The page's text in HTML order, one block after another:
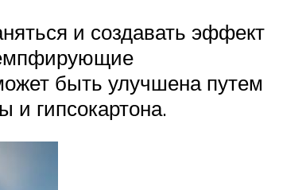
и создавать эффект
быть улучшена путем
и гипсокартона.